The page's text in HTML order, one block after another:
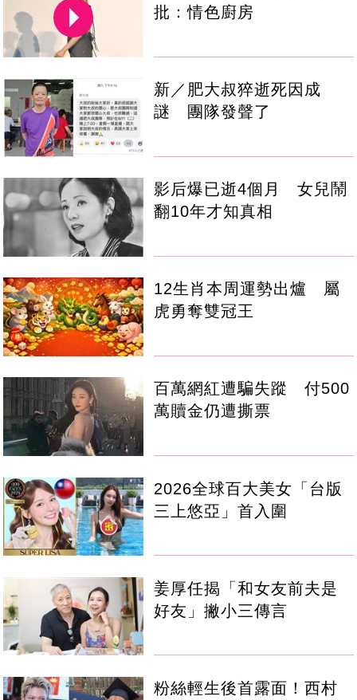
批：情色廚房
新／肥大叔猝逝死因成
謎 團隊發聲了
影后爆已逝4個月 女兒鬧
翻10年才知真相
12生肖本周運勢出爐 屬
虎勇奪雙冠王
百萬網紅遭騙失蹤 付500
萬贖金仍遭撕票
2026全球百大美女「台版
三上悠亞」首入圍
姜厚任揭「和女友前夫是
好友」撇小三傳言
粉絲輕生後首露面！西村